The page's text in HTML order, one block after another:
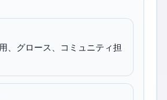
、グロース、コミュニティ担